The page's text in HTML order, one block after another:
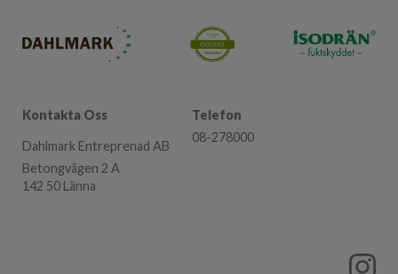
Kontakta Oss
Dahlmark Entreprenad AB
Betongvägen 2 A
142 50 Länna
Telefon
08-278000